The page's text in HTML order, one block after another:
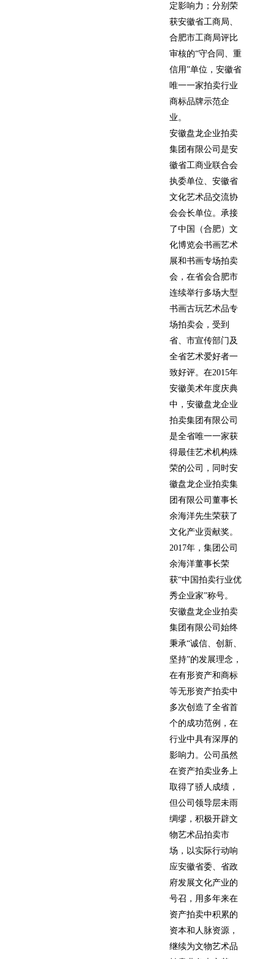
定影响力；分别荣
获安徽省工商局、
合肥市工商局评比
审核的“守合同、重
信用”单位，安徽省
唯一一家拍卖行业
商标品牌示范企
业。
安徽盘龙企业拍卖
集团有限公司是安
徽省工商业联合会
执委单位、安徽省
文化艺术品交流协
会会长单位。承接
了中国（合肥）文
化博览会书画艺术
展和书画专场拍卖
会，在省会合肥市
连续举行多场大型
书画古玩艺术品专
场拍卖会，受到
省、市宣传部门及
全省艺术爱好者一
致好评。在2015年
安徽美术年度庆典
中，安徽盘龙企业
拍卖集团有限公司
是全省唯一一家获
得最佳艺术机构殊
荣的公司，同时安
徽盘龙企业拍卖集
团有限公司董事长
余海洋先生荣获了
文化产业贡献奖。
2017年，集团公司
余海洋董事长荣
获“中国拍卖行业优
秀企业家”称号。
安徽盘龙企业拍卖
集团有限公司始终
秉承“诚信、创新、
坚持”的发展理念，
在有形资产和商标
等无形资产拍卖中
多次创造了全省首
个的成功范例，在
行业中具有深厚的
影响力。公司虽然
在资产拍卖业务上
取得了骄人成绩，
但公司领导层未雨
绸缪，积极开辟文
物艺术品拍卖市
场，以实际行动响
应安徽省委、省政
府发展文化产业的
号召，用多年来在
资产拍卖中积累的
资本和人脉资源，
继续为文物艺术品